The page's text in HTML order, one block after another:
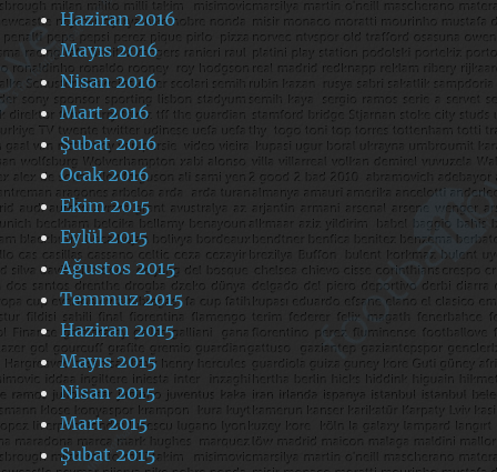
Haziran 2016
Mayıs 2016
Nisan 2016
Mart 2016
Şubat 2016
Ocak 2016
Ekim 2015
Eylül 2015
Ağustos 2015
Temmuz 2015
Haziran 2015
Mayıs 2015
Nisan 2015
Mart 2015
Şubat 2015